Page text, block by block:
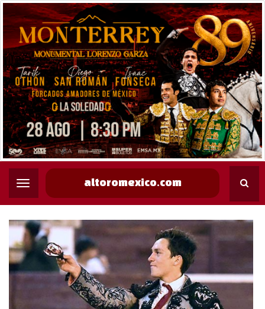
altoromexico.com